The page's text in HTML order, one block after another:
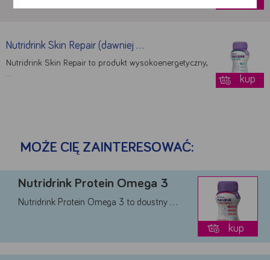
Nutridrink Skin Repair (dawniej …
Nutridrink Skin Repair to produkt wysokoenergetyczny,
kup
MOŻE CIĘ ZAINTERESOWAĆ:
Nutridrink Protein Omega 3
Nutridrink Protein Omega 3 to doustny …
kup
Teads
Akceptuję
Zapisuję moje
Odrzucam wszystkie
dobrowolne